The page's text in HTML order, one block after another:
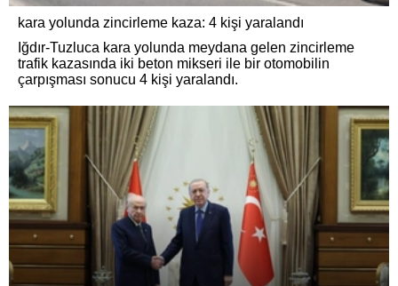
kara yolunda zincirleme kaza: 4 kişi yaralandı
Iğdır-Tuzluca kara yolunda meydana gelen zincirleme
trafik kazasında iki beton mikseri ile bir otomobilin
çarpışması sonucu 4 kişi yaralandı.